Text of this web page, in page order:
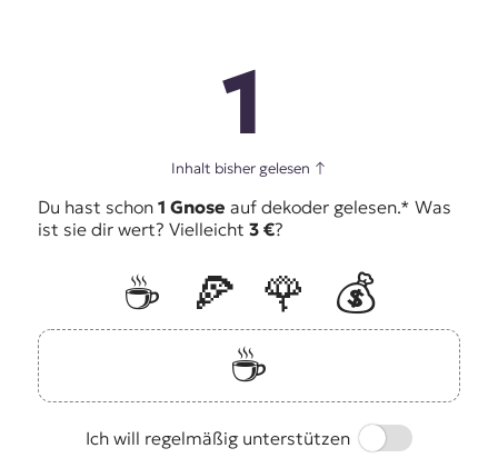
1
Inhalt bisher gelesen ↑
Du hast schon 1 Gnose auf dekoder gelesen.* Was
ist sie dir wert? Vielleicht 3 €?
☕️ 🍕 🌹
💰
☕️
Ich will regelmäßig unterstützen
Switch